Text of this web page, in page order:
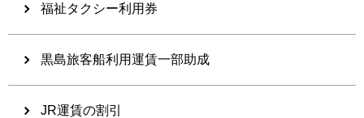
福祉タクシー利用券
黒島旅客船利用運賃一部助成
JR運賃の割引